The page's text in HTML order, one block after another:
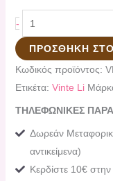
-
ΠΡΟΣΘΉΚΗ
Κωδικός προϊόντος:
Ετικέτα: Vinte Li
ΤΗΛΕΦΩΝΙΚΕΣ
Δωρεάν
αντικείμενα)
Κερδίστε 10€